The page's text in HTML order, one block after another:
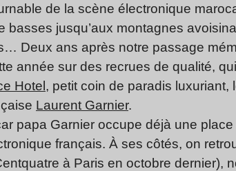
de la scène électronique
jusqu’aux montagnes
Deux ans après notre passage
année sur des recrues de qualité,
Hotel, petit coin de paradis luxuriant,
Laurent Garnier.
papa Garnier occupe déjà une
français. À ses côtés, on
à Paris en octobre dernier),